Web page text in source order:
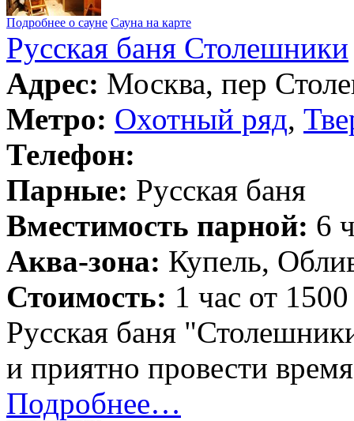
Подробнее о сауне Сауна на карте
Русская баня Столешники
Адрес: Москва, пер
Метро: Охотный ряд,
Телефон:
Парные: Русская баня
Вместимость парной: 6
Аква-зона: Купель,
Стоимость: 1 час от
Русская баня
и приятно провести
Подробнее…